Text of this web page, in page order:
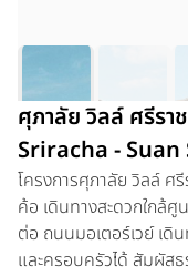
ศุภาลัย วิลล์ ศรีรา
Sriracha - Suan
โครงการศุภาลัย วิลล์ ศ
ค้อ เดินทางสะดวกใกล้ศู
ต่อ ถนนมอเตอร์เวย์ เดิ
และครอบครัวได้ สัมผัส